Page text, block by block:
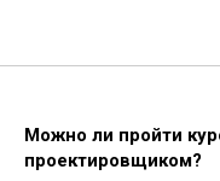
Можно ли пройти
проектировщиком?